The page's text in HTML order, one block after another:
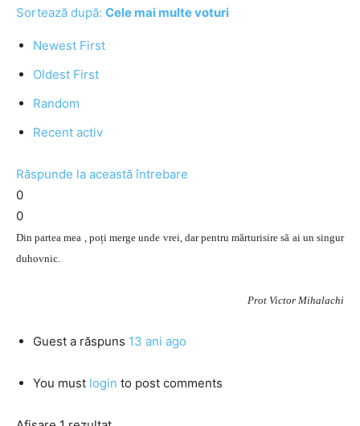
Sortează după: Cele mai multe voturi
Newest First
Oldest First
Random
Recent activ
Răspunde la această întrebare
0
0
Din partea mea , poți merge unde vrei, dar pentru mărturisire să ai un singur
duhovnic.
Prot Victor Mihalachi
Guest a răspuns 13 ani ago
You must login to post comments